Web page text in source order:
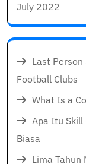
July 2022
Last
Football Clubs
What Is a
Apa Itu Skill
Biasa
Lima Tahun